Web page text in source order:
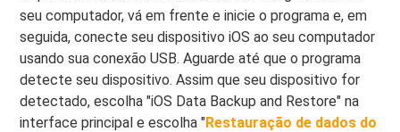
seu computador, vá em frente e inicie o programa e, em
seguida, conecte seu dispositivo iOS ao seu computador
usando sua conexão USB. Aguarde até que o programa
detecte seu dispositivo. Assim que seu dispositivo for
detectado, escolha "iOS Data Backup and Restore" na
interface principal e escolha "Restauração de dados do